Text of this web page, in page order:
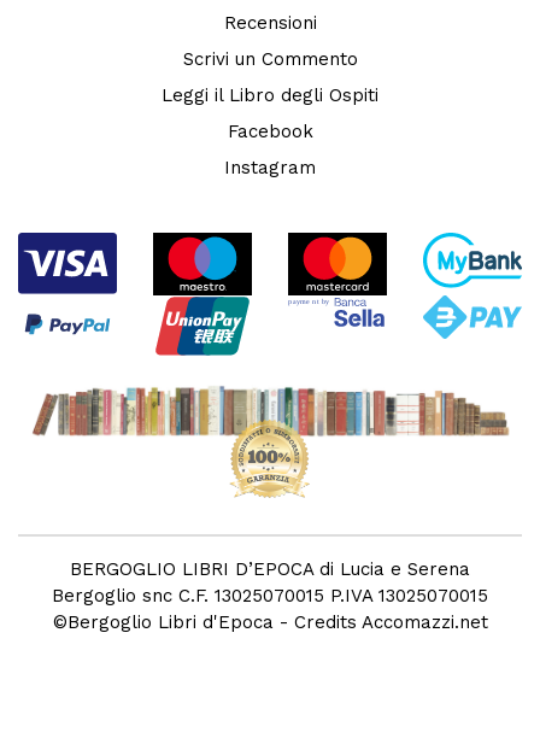
Recensioni
Scrivi un Commento
Leggi il Libro degli Ospiti
Facebook
Instagram
BERGOGLIO LIBRI D’EPOCA di Lucia e Serena
Bergoglio snc C.F. 13025070015 P.IVA 13025070015
©Bergoglio Libri d'Epoca - Credits Accomazzi.net